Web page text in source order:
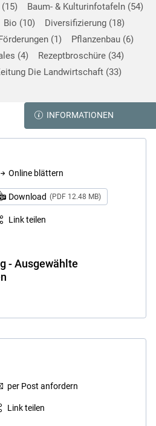
15 Baum- & Kulturinfotafeln 54
Bio 10 Diversifizierung 18
1 Pflanzenbau 6
4 Rezeptbroschüre 34
Die Landwirtschaft 33
INFORMATIONEN
Online blättern
Download (PDF 12.48 MB)
Link teilen
- Ausgewählte
per Post anfordern
Link teilen